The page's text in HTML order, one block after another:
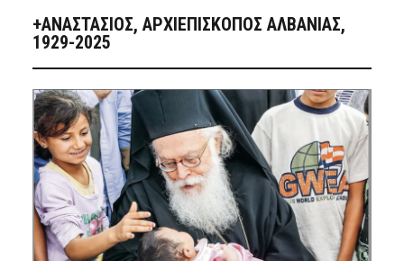
+ΑΝΑΣΤΆΣΙΟΣ, ΑΡΧΙΕΠΊΣΚΟΠΟΣ ΑΛΒΑΝΊΑΣ,
1929-2025